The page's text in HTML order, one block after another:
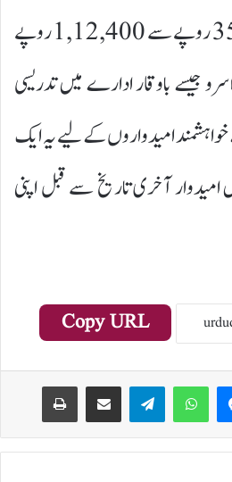
عہدوں کے لیے 35,400 روپے سے 1,12,400 روپے
جیسے باوقار ادارے میں تدریسی
امیدواروں کے لیے یہ ایک
امیدوار آخری تاریخ سے قبل اپنی
Copy URL
WhatsApp
Telegram